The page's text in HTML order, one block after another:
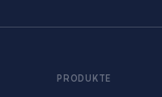
PRODUKTE